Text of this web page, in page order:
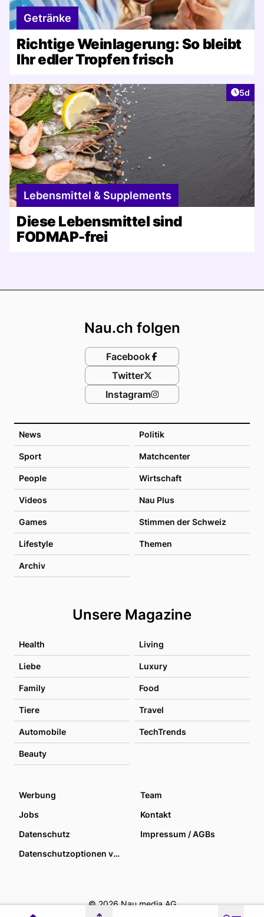
Getränke
Richtige Weinlagerung: So bleibt
Ihr edler Tropfen frisch
5d
Lebensmittel & Supplements
Diese Lebensmittel sind
FODMAP-frei
News Politik
Sport Matchcenter
People Wirtschaft
Videos Nau Plus
Games Stimmen der Schweiz
Lifestyle Themen
Archiv
Unsere Magazine
Health Living
Liebe Luxury
Family Food
Tiere Travel
Automobile TechTrends
Beauty
Nau.ch folgen
Facebook
Twitter
Instagram
Werbung
Team
Jobs
Kontakt
Datenschutz
Impressum / AGBs
Datenschutzoptionen verwalten
© 2026 Nau media AG